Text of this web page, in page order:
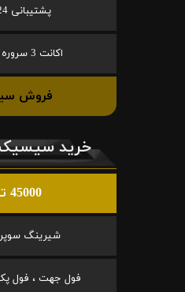
پشتیبانی 24 ساعته
اکانت 3 سروره فول آپشن
فروش
خرید
45000 تومان
شیرینگ
فول جهت ، فول